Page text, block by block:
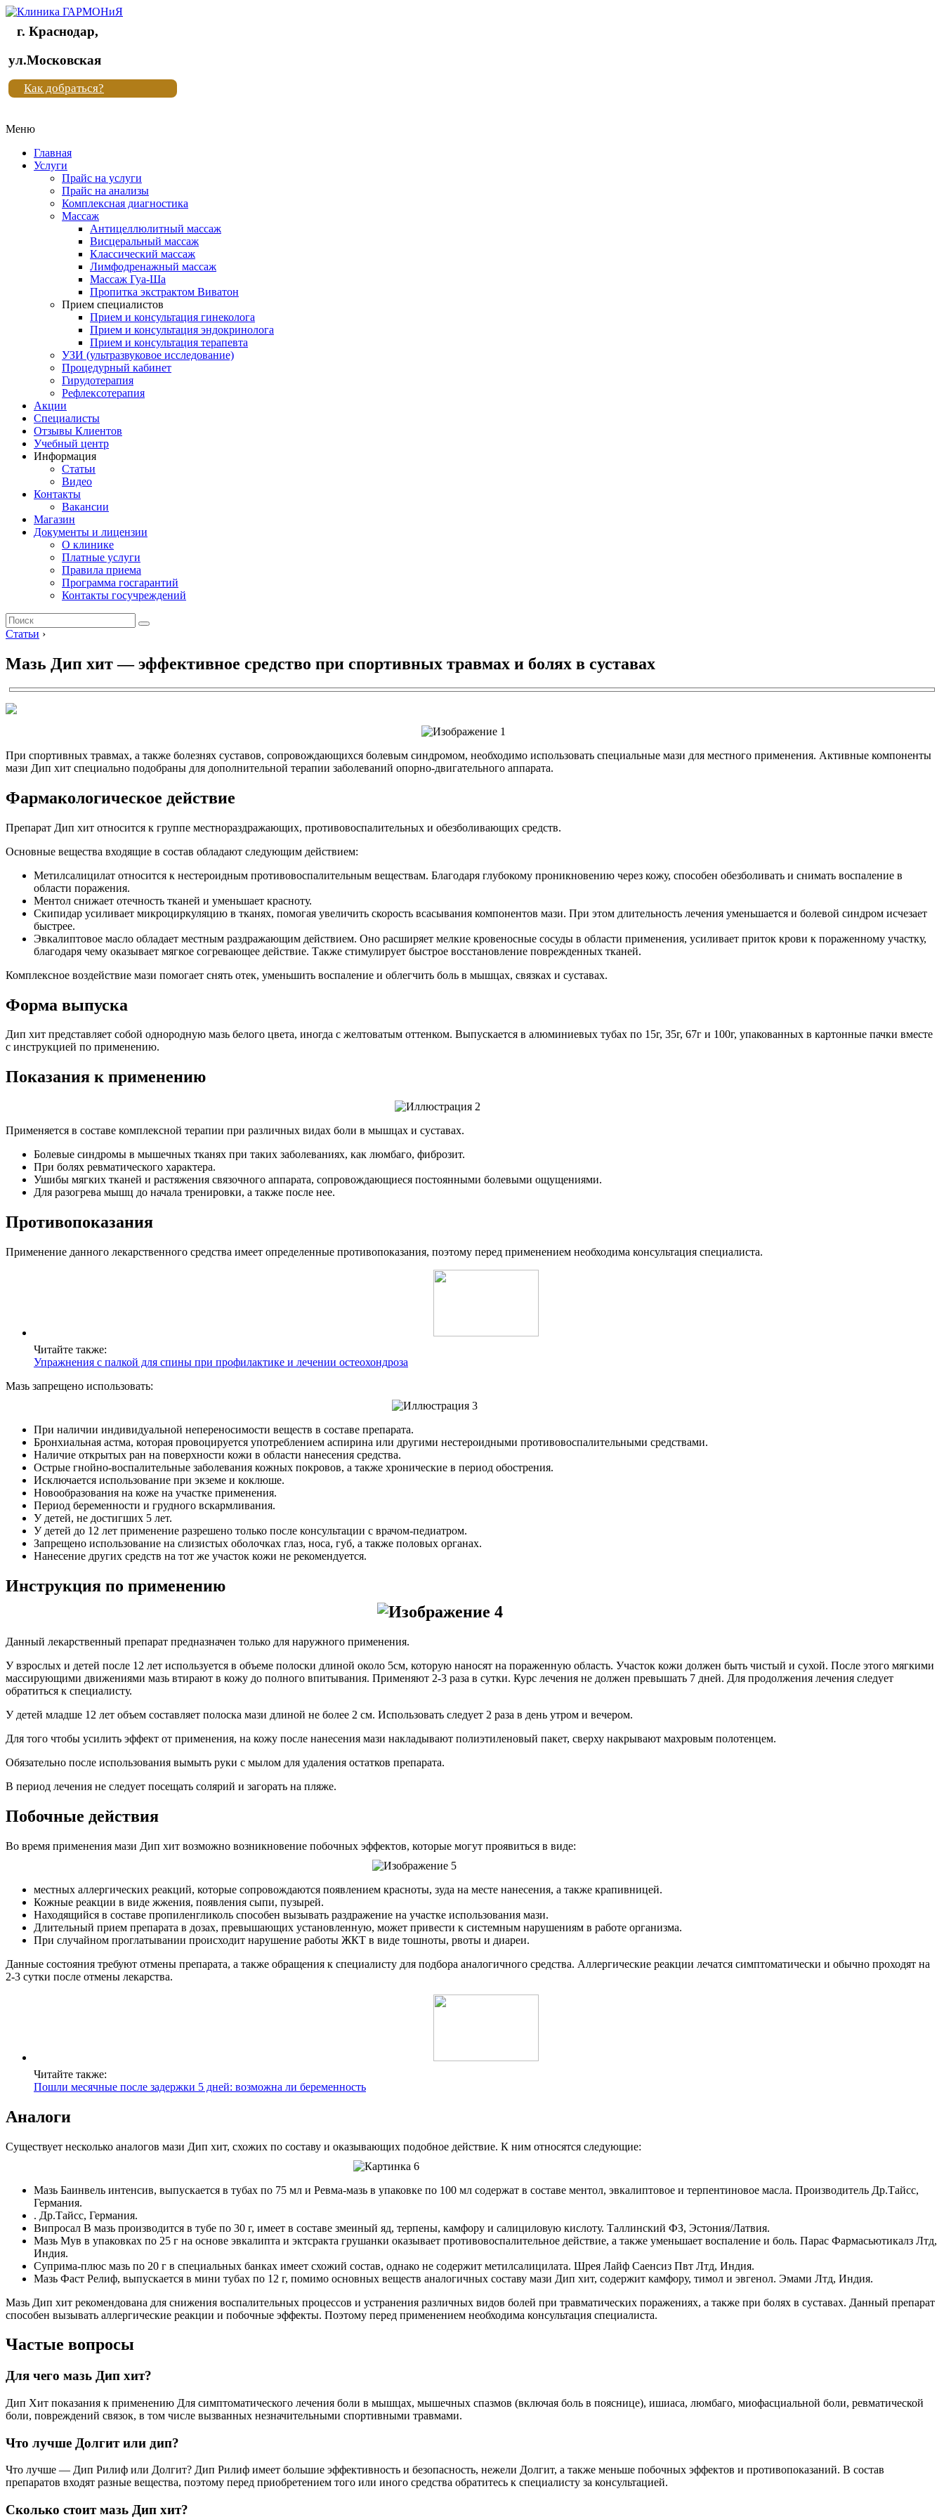
Клиника
"Новая
жизнь"
Клиника
жизнь"
г. Краснодар,
ул.Московская
Как добраться?
Меню
Главная
Услуги
Прайс на услуги
Прайс на анализы
Комплексная диагностика
Массаж
Антицеллюлитный массаж
Висцеральный массаж
Классический массаж
Лимфодренажный массаж
Массаж Гуа-Ша
Пропитка экстрактом Виватон
Прием специалистов
Прием и консультация гинеколога
Прием и консультация эндокринолога
Прием и консультация терапевта
УЗИ (ультразвуковое исследование)
Процедурный кабинет
Гирудотерапия
Рефлексотерапия
Акции
Специалисты
Отзывы Клиентов
Учебный центр
Информация
Статьи
Видео
Контакты
Вакансии
Магазин
Документы и лицензии
О клинике
Платные услуги
Правила приема
Программа госгарантий
Контакты госучреждений
Статьи ›
Мазь Дип хит — эффективное средство при спортивных травмах и болях в суставах
При спортивных травмах, а также болезнях суставов, сопровождающихся болевым синдромом, необходимо использовать специальные мази для местного применения. Активные компоненты
мази Дип хит специально подобраны для дополнительной терапии заболеваний опорно-двигательного аппарата.
Фармакологическое действие
Препарат Дип хит относится к группе местнораздражающих, противовоспалительных и обезболивающих средств.
Основные вещества входящие в состав обладают следующим действием:
Метилсалицилат относится к нестероидным противовоспалительным веществам. Благодаря глубокому проникновению через кожу, способен обезболивать и снимать воспаление в
области поражения.
Ментол снижает отечность тканей и уменьшает красноту.
Скипидар усиливает микроциркуляцию в тканях, помогая увеличить скорость всасывания компонентов мази. При этом длительность лечения уменьшается и болевой синдром исчезает
быстрее.
Эвкалиптовое масло обладает местным раздражающим действием. Оно расширяет мелкие кровеносные сосуды в области применения, усиливает приток крови к пораженному участку,
благодаря чему оказывает мягкое согревающее действие. Также стимулирует быстрое восстановление поврежденных тканей.
Комплексное воздействие мази помогает снять отек, уменьшить воспаление и облегчить боль в мышцах, связках и суставах.
Форма выпуска
Дип хит представляет собой однородную мазь белого цвета, иногда с желтоватым оттенком. Выпускается в алюминиевых тубах по 15г, 35г, 67г и 100г, упакованных в картонные пачки вместе
с инструкцией по применению.
Показания к применению
Применяется в составе комплексной терапии при различных видах боли в мышцах и суставах.
Болевые синдромы в мышечных тканях при таких заболеваниях, как люмбаго, фиброзит.
При болях ревматического характера.
Ушибы мягких тканей и растяжения связочного аппарата, сопровождающиеся постоянными болевыми ощущениями.
Для разогрева мышц до начала тренировки, а также после нее.
Противопоказания
Применение данного лекарственного средства имеет определенные противопоказания, поэтому перед применением необходима консультация специалиста.
Читайте также:
Упражнения с палкой для спины при профилактике и лечении остеохондроза
Мазь запрещено использовать:
При наличии индивидуальной непереносимости веществ в составе препарата.
Бронхиальная астма, которая провоцируется употреблением аспирина или другими нестероидными противовоспалительными средствами.
Наличие открытых ран на поверхности кожи в области нанесения средства.
Острые гнойно-воспалительные заболевания кожных покровов, а также хронические в период обострения.
Исключается использование при экземе и коклюше.
Новообразования на коже на участке применения.
Период беременности и грудного вскармливания.
У детей, не достигших 5 лет.
У детей до 12 лет применение разрешено только после консультации с врачом-педиатром.
Запрещено использование на слизистых оболочках глаз, носа, губ, а также половых органах.
Нанесение других средств на тот же участок кожи не рекомендуется.
Инструкция по применению
Данный лекарственный препарат предназначен только для наружного применения.
У взрослых и детей после 12 лет используется в объеме полоски длиной около 5см, которую наносят на пораженную область. Участок кожи должен быть чистый и сухой. После этого мягкими
массирующими движениями мазь втирают в кожу до полного впитывания. Применяют 2-3 раза в сутки. Курс лечения не должен превышать 7 дней. Для продолжения лечения следует
обратиться к специалисту.
У детей младше 12 лет объем составляет полоска мази длиной не более 2 см. Использовать следует 2 раза в день утром и вечером.
Для того чтобы усилить эффект от применения, на кожу после нанесения мази накладывают полиэтиленовый пакет, сверху накрывают махровым полотенцем.
Обязательно после использования вымыть руки с мылом для удаления остатков препарата.
В период лечения не следует посещать солярий и загорать на пляже.
Побочные действия
Во время применения мази Дип хит возможно возникновение побочных эффектов, которые могут проявиться в виде:
местных аллергических реакций, которые сопровождаются появлением красноты, зуда на месте нанесения, а также крапивницей.
Кожные реакции в виде жжения, появления сыпи, пузырей.
Находящийся в составе пропиленгликоль способен вызывать раздражение на участке использования мази.
Длительный прием препарата в дозах, превышающих установленную, может привести к системным нарушениям в работе организма.
При случайном проглатывании происходит нарушение работы ЖКТ в виде тошноты, рвоты и диареи.
Данные состояния требуют отмены препарата, а также обращения к специалисту для подбора аналогичного средства. Аллергические реакции лечатся симптоматически и обычно проходят на
2-3 сутки после отмены лекарства.
Читайте также:
Пошли месячные после задержки 5 дней: возможна ли беременность
Аналоги
Существует несколько аналогов мази Дип хит, схожих по составу и оказывающих подобное действие. К ним относятся следующие:
Мазь Баинвель интенсив, выпускается в тубах по 75 мл и Ревма-мазь в упаковке по 100 мл содержат в составе ментол, эвкалиптовое и терпентиновое масла. Производитель Др.Тайсс,
Германия.
. Др.Тайсс, Германия.
Випросал В мазь производится в тубе по 30 г, имеет в составе змеиный яд, терпены, камфору и салициловую кислоту. Таллинский ФЗ, Эстония/Латвия.
Мазь Мув в упаковках по 25 г на основе эвкалипта и эктсракта грушанки оказывает противовоспалительное действие, а также уменьшает воспаление и боль. Парас Фармасьютикалз Лтд,
Индия.
Суприма-плюс мазь по 20 г в специальных банках имеет схожий состав, однако не содержит метилсалицилата. Шрея Лайф Саенсиз Пвт Лтд, Индия.
Мазь Фаст Релиф, выпускается в мини тубах по 12 г, помимо основных веществ аналогичных составу мази Дип хит, содержит камфору, тимол и эвгенол. Эмами Лтд, Индия.
Мазь Дип хит рекомендована для снижения воспалительных процессов и устранения различных видов болей при травматических поражениях, а также при болях в суставах. Данный препарат
способен вызывать аллергические реакции и побочные эффекты. Поэтому перед применением необходима консультация специалиста.
Частые вопросы
Для чего мазь Дип хит?
Дип Хит показания к применению Для симптоматического лечения боли в мышцах, мышечных спазмов (включая боль в пояснице), ишиаса, люмбаго, миофасциальной боли, ревматической
боли, повреждений связок, в том числе вызванных незначительными спортивными травмами.
Что лучше Долгит или дип?
Что лучше — Дип Рилиф или Долгит? Дип Рилиф имеет большие эффективность и безопасность, нежели Долгит, а также меньше побочных эффектов и противопоказаний. В состав
препаратов входят разные вещества, поэтому перед приобретением того или иного средства обратитесь к специалисту за консультацией.
Сколько стоит мазь Дип хит?